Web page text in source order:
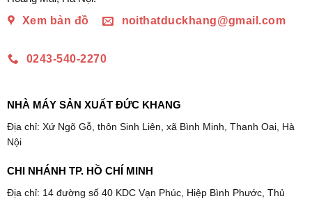
Xem bản đồ
noithatduckhang@gmail.com
0243-540-2270
NHÀ MÁY SẢN XUẤT ĐỨC KHANG
Địa chỉ: Xứ Ngõ Gỗ, thôn Sinh Liên, xã Bình Minh, Thanh Oai, Hà
Nội
CHI NHÁNH TP. HỒ CHÍ MINH
Địa chỉ: 14 đường số 40 KDC Vạn Phúc, Hiệp Bình Phước, Thủ